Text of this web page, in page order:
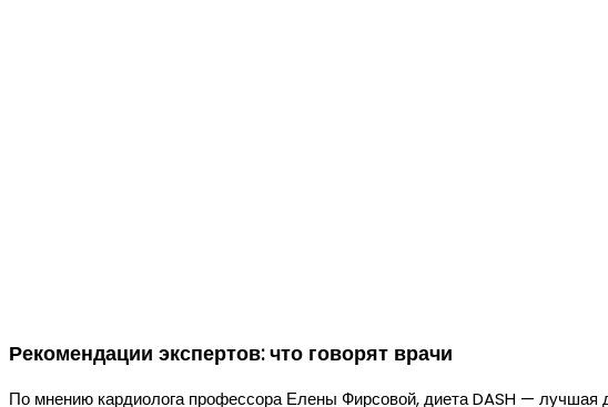
Рекомендации экспертов: что говорят врачи
По мнению кардиолога профессора Елены Фирсовой, диета DASH — лучшая